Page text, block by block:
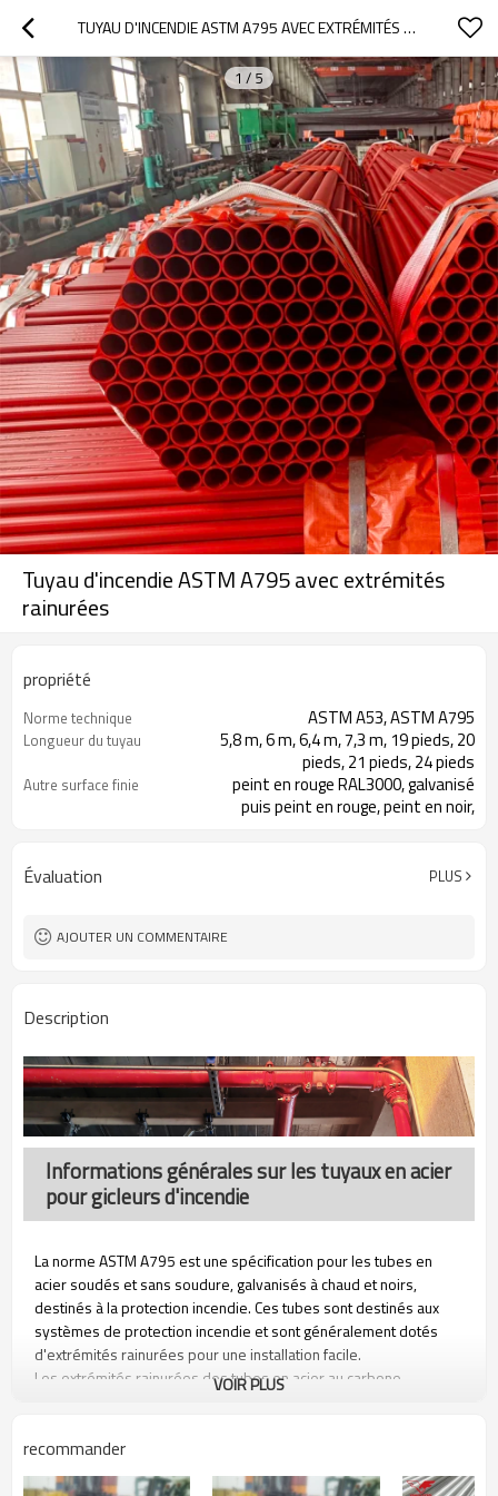
TUYAU D'INCENDIE ASTM A795 AVEC EXTRÉMITÉS RAINURÉES
1 / 5
Tuyau d'incendie ASTM A795 avec extrémités
rainurées
propriété
Norme technique ASTM A53, ASTM A795
Longueur du tuyau
5,8 m, 6 m, 6,4 m, 7,3 m, 19 pieds, 20
pieds, 21 pieds, 24 pieds
Autre surface finie
peint en rouge RAL3000, galvanisé
puis peint en rouge, peint en noir,
À propos de la surface finie
la surface finie peut être spécifiée
Évaluation PLUS
AJOUTER UN COMMENTAIRE
Description
Informations générales sur les tuyaux en acier
pour gicleurs d'incendie
La norme ASTM A795 est une spécification pour les tubes en
acier soudés et sans soudure, galvanisés à chaud et noirs,
destinés à la protection incendie. Ces tubes sont destinés aux
systèmes de protection incendie et sont généralement dotés
d'extrémités rainurées pour une installation facile.
Les extrémités rainurées des tubes en acier au carbone
protection incendie pour leur fiabilité et leur facilité d'installation.
VOIR PLUS
recommander